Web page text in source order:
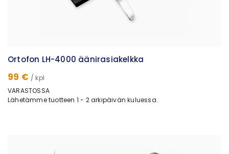
Ortofon LH-4000 äänirasiakelkka
99 € / kpl
VARASTOSSA
Lähetämme tuotteen 1 - 2 arkipäivän kuluessa.